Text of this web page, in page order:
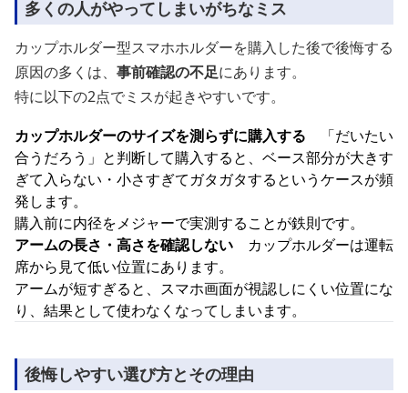
多くの人がやってしまいがちなミス
カップホルダー型スマホホルダーを購入した後で後悔する
原因の多くは、 事前確認の不足にあります。
特に以下の2点でミスが起きやすいです。
カップホルダーのサイズを測らずに購入する 「だいたい
合うだろう」と判断して購入すると、ベース部分が大きす
ぎて入らない・小さすぎてガタガタするというケースが頻
発します。
購入前に内径をメジャーで実測することが鉄則です。
アームの長さ・高さを確認しない カップホルダーは運転
席から見て低い位置にあります。
アームが短すぎると、スマホ画面が視認しにくい位置にな
り、結果として使わなくなってしまいます。
後悔しやすい選び方とその理由